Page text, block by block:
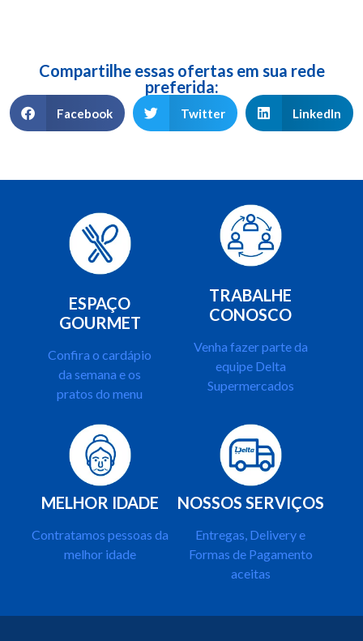
Compartilhe essas ofertas em sua rede
preferida:
Facebook Twitter LinkedIn
ESPAÇO
GOURMET
Confira o cardápio
da semana e os
pratos do menu
TRABALHE
CONOSCO
Venha fazer parte da
equipe Delta
Supermercados
MELHOR IDADE
Contratamos pessoas da
melhor idade
NOSSOS SERVIÇOS
Entregas, Delivery e
Formas de Pagamento
aceitas